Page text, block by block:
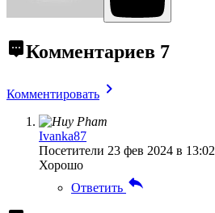
Комментариев 7
Комментировать
Ivanka87
Посетители 23 фев 2024 в 13:02
Хорошо
Ответить